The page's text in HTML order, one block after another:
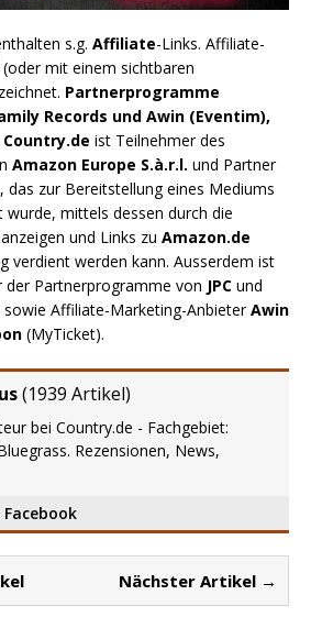
s.g. Affiliate-Links. Affiliate-
mit einem sichtbaren
Partnerprogramme
Records und Awin (Eventim),
Country.de ist Teilnehmer des
Amazon Europe S.à.r.l. und Partner
das zur Bereitstellung eines Mediums
mittels dessen durch die
und Links zu Amazon.de
verdient werden kann. Ausserdem ist
der Partnerprogramme von JPC und
sowie Affiliate-Marketing-AnbieterAwin
(MyTicket).
(1939 Artikel)
bei Country.de - Fachgebiet:
Rezensionen, News,
Facebook
Nächster Artikel →